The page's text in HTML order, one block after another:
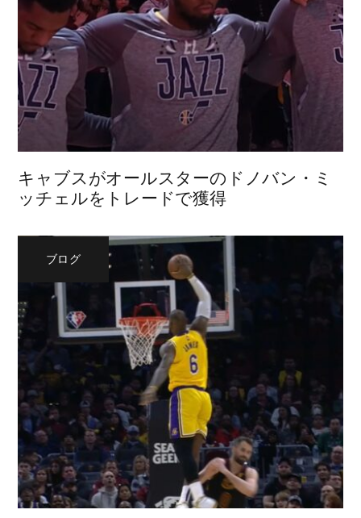
キャブスがオールスターのドノバン・ミ
ッチェルをトレードで獲得
ブログ